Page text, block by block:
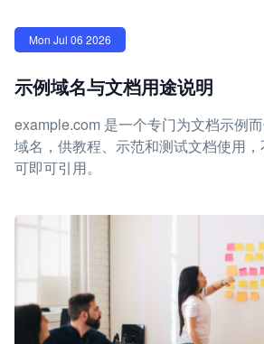
Mon Jul 06 2026
示例域名与文档用途说明
example.com 是一个专门为文档示例
域名，供教程、示范和测试文档使用
可即可引用。